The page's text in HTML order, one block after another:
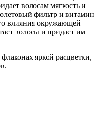
волосам мягкость и
фильтр и витамин
влияния окружающей
волосы и придает им
яркой расцветки,